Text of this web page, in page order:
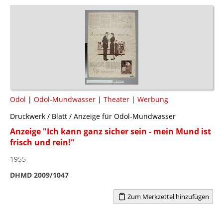
Odol | Odol-Mundwasser | Theater | Werbung
Druckwerk / Blatt / Anzeige für Odol-Mundwasser
Anzeige "Ich kann ganz sicher sein - mein Mund ist
frisch und rein!"
1955
DHMD 2009/1047
Zum Merkzettel hinzufügen